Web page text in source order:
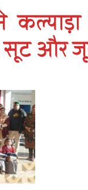
सूट और